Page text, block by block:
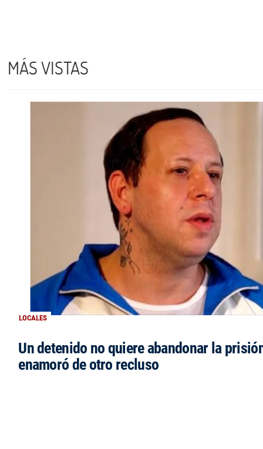
MÁS VISTAS
LOCALES
Un detenido no quiere abandonar la
enamoró de otro recluso